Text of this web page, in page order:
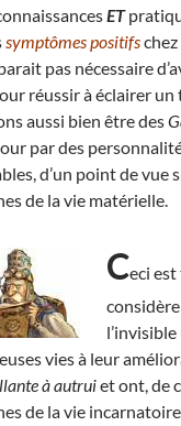
ET
symptômes positifs
pas nécessaire
réussir à éclairer
aussi bien être des
par des
d’un point de vue
de la vie matérielle.
Ceci
l’invisible
vies à leur
à autruiet ont, de
de la vie